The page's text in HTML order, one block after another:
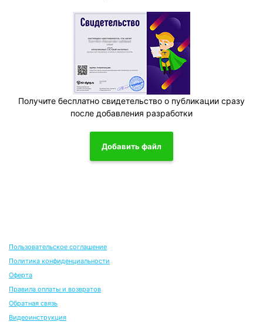
Получите бесплатно свидетельство о публикации сразу
после добавления разработки
Добавить файл
Пользовательское соглашение
Политика конфиденциальности
Оферта
Правила оплаты и возвратов
Обратная связь
Видеоинструкция